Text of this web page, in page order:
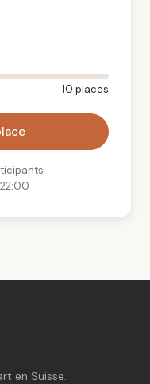
10 places
en Suisse.